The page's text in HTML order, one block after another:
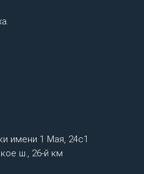
имени 1 Мая, 24с1
ш., 26-й км